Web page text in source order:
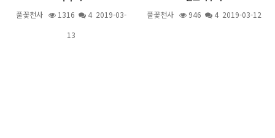
풀꽃천사 1316 42019-03-
13
풀꽃천사 946 42019-03-12